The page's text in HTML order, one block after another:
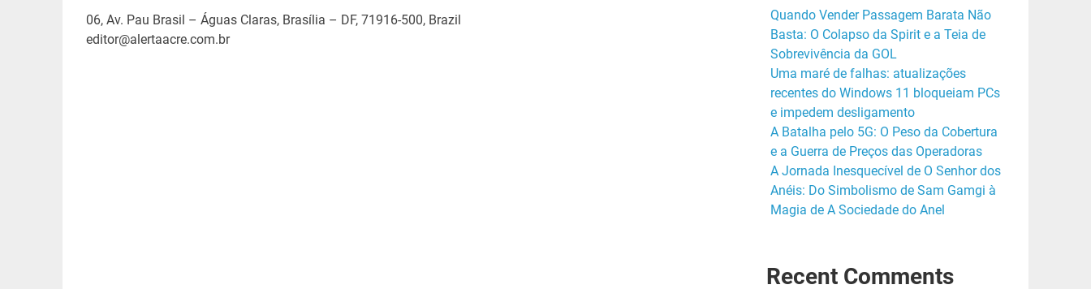
06, Av. Pau Brasil – Águas Claras, Brasília – DF, 71916-500, Brazil
editor@alertaacre.com.br
Quando Vender Passagem Barata Não
Basta: O Colapso da Spirit e a Teia de
Sobrevivência da GOL
Uma maré de falhas: atualizações
recentes do Windows 11 bloqueiam PCs
e impedem desligamento
A Batalha pelo 5G: O Peso da Cobertura
e a Guerra de Preços das Operadoras
A Jornada Inesquecível de O Senhor dos
Anéis: Do Simbolismo de Sam Gamgi à
Magia de A Sociedade do Anel
Recent Comments